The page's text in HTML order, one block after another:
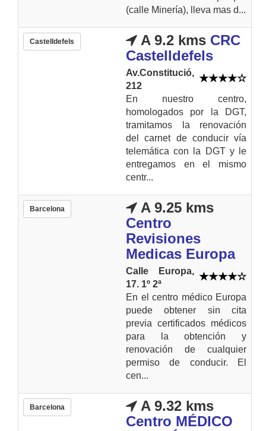
(calle Minería), lleva mas d...
Castelldefels A 9.2 kms CRC
Castelldefels
Av.Constitució,
212
En nuestro centro,
homologados por la DGT,
tramitamos la renovación
del carnet de conducir vía
telemática con la DGT y le
entregamos en el mismo
centr...
Barcelona
A 9.25 kms
Centro
Revisiones
Medicas Europa
Calle Europa,
17. 1º 2ª
En el centro médico Europa
puede obtener sin cita
previa certificados médicos
para la obtención y
renovación de cualquier
permiso de conducir. El
cen...
Barcelona
A 9.32 kms
Centro MÉDICO